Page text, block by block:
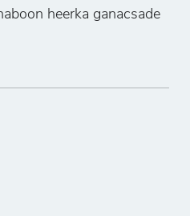
heerka ganacsade